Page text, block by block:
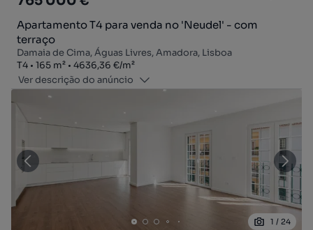
Apartamento T4 para venda no 'Neudel' - com
terraço
Damaia de Cima, Águas Livres, Amadora, Lisboa
Tipologia
T4
Zona165 m²
Preço por metro quadrado
4636,36 €/m²
Ver descrição do anúncio
1 / 24